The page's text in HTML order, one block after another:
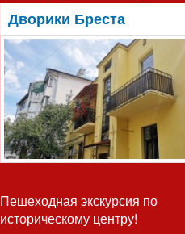
Дворики Бреста
Пешеходная экскурсия по
историческому центру!